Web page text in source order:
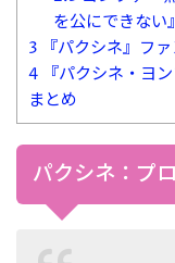
を公にできない』
3 『パクシネ』フ
4 『パクシネ・ヨ
まとめ
パクシネ：プ